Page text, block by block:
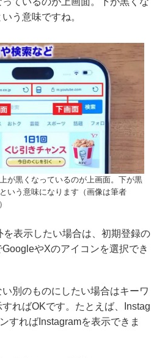
う意味ですね。
が黒くなっているのが上画面。下が黒
いう意味になります（画像は筆者
を表示したい場合は、初期登録の
やXのアイコンを選択でき
別のものにしたい場合はキーワ
ればOKです。たとえば、Instag
すればInstagramを表示できま